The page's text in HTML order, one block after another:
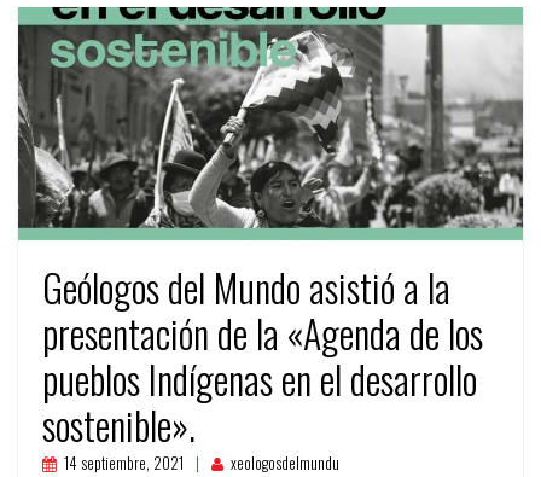
Geólogos del Mundo asistió a la
presentación de la «Agenda de los
pueblos Indígenas en el desarrollo
sostenible».
14 septiembre, 2021 xeologosdelmundu